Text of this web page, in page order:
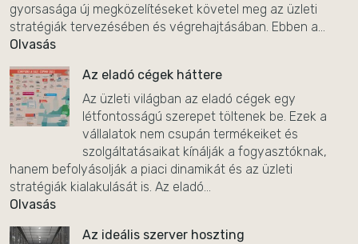
gyorsasága új megközelítéseket követel meg az üzleti
stratégiák tervezésében és végrehajtásában. Ebben a...
Olvasás
Az eladó cégek háttere
Az üzleti világban az eladó cégek egy
létfontosságú szerepet töltenek be. Ezek a
vállalatok nem csupán termékeiket és
szolgáltatásaikat kínálják a fogyasztóknak,
hanem befolyásolják a piaci dinamikát és az üzleti
stratégiák kialakulását is. Az eladó...
Olvasás
Az ideális szerver hoszting